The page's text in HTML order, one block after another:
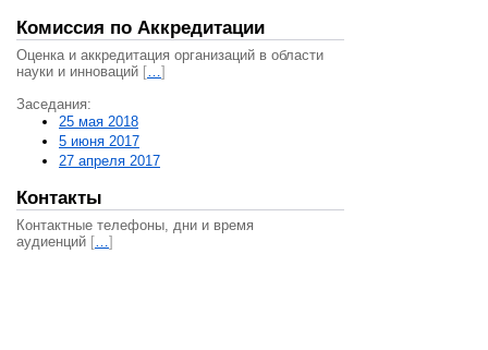
Комиссия по Аккредитации
Оценка и аккредитация организаций в области
науки и инноваций […]
Заседания:
25 мая 2018
5 июня 2017
27 апреля 2017
Контакты
Контактные телефоны, дни и время
аудиенций […]